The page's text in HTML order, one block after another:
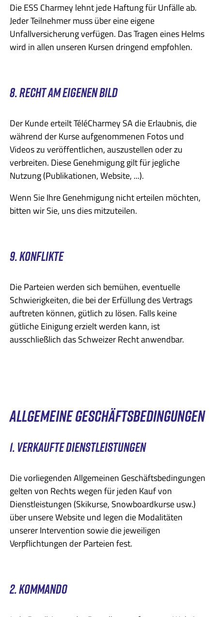
Die ESS Charmey lehnt jede Haftung für Unfälle ab.
Jeder Teilnehmer muss über eine eigene
Unfallversicherung verfügen. Das Tragen eines Helms
wird in allen unseren Kursen dringend empfohlen.
8. RECHT AM EIGENEN BILD
Der Kunde erteilt TéléCharmey SA die Erlaubnis, die
während der Kurse aufgenommenen Fotos und
Videos zu veröffentlichen, auszustellen oder zu
verbreiten. Diese Genehmigung gilt für jegliche
Nutzung (Publikationen, Website, ...).
Wenn Sie Ihre Genehmigung nicht erteilen möchten,
bitten wir Sie, uns dies mitzuteilen.
9. KONFLIKTE
Die Parteien werden sich bemühen, eventuelle
Schwierigkeiten, die bei der Erfüllung des Vertrags
auftreten können, gütlich zu lösen. Falls keine
gütliche Einigung erzielt werden kann, ist
ausschließlich das Schweizer Recht anwendbar.
ALLGEMEINE GESCHÄFTSBEDINGUNGEN
1. VERKAUFTE DIENSTLEISTUNGEN
Die vorliegenden Allgemeinen Geschäftsbedingungen
gelten von Rechts wegen für jeden Kauf von
Dienstleistungen (Skikurse, Snowboardkurse usw.)
über unsere Website und legen die Modalitäten
unserer Intervention sowie die jeweiligen
Verpflichtungen der Parteien fest.
2. KOMMANDO